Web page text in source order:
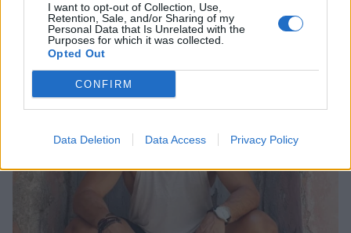
I want to opt-out of Collection, Use,
Retention, Sale, and/or Sharing of my
Personal Data that Is Unrelated with the
Purposes for which it was collected.
Opted Out
CONFIRM
Data Deletion Data Access Privacy Policy
Μαριάννα Γεωργαντή: «Καλέ, τι
ωραίος που είναι ο Γιώργος
Φραγκούλης!»
Μάχη για την πρωινή ζώνη τον
Αύγουστο: Οι εκπλήξεις των
καναλιών και τα νούμερα